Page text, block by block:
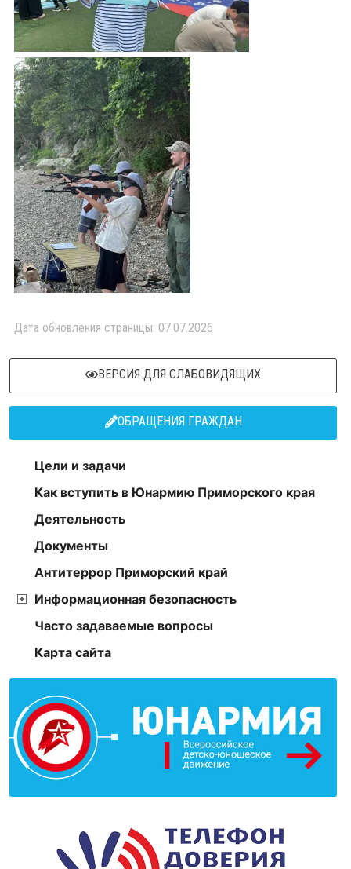
Дата обновления страницы: 07.07.2026
ВЕРСИЯ ДЛЯ СЛАБОВИДЯЩИХ
ОБРАЩЕНИЯ ГРАЖДАН
Цели и задачи
Как вступить в Юнармию Приморского края
Деятельность
Документы
Антитеррор Приморский край
Информационная безопасность
Часто задаваемые вопросы
Карта сайта